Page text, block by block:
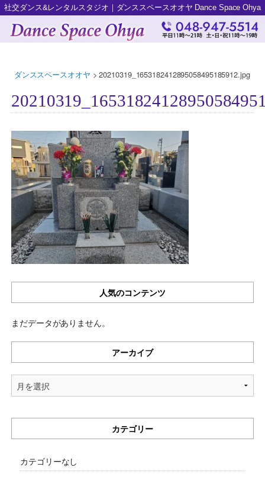
社交ダンス&レンタルスタジオ｜ダンススペースオオヤ Dance Space Ohya
ダンススペースオオヤ >20210319_1653182412895058495185912.jpg
人気のコンテンツ
まだデータがありません。
アーカイブ
ア
ー
ブ
カテゴリー
カテゴリーなし